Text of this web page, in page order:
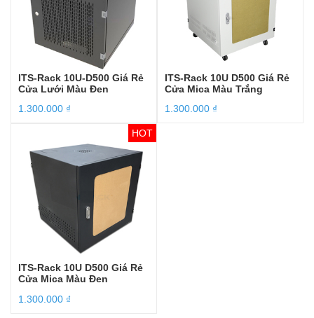
ITS-Rack 10U-D500 Giá Rẻ
Cửa Lưới Màu Đen
1.300.000 ₫
ITS-Rack 10U D500 Giá Rẻ
Cửa Mica Màu Trắng
1.300.000 ₫
ITS-Rack 10U D500 Giá Rẻ
Cửa Mica Màu Đen
1.300.000 ₫